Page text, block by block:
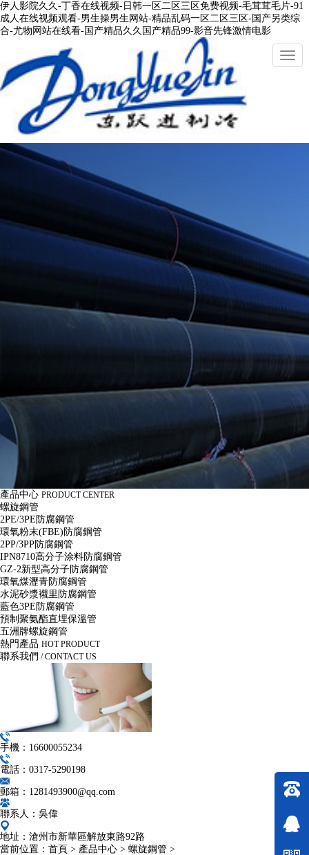
伊人影院久久-丁香在线视频-日韩一区二区三区免费视频-毛茸茸毛片-91
成人在线视频观看-男生操男生网站-精品乱码一区二区三区-国产另类综
合-尤物网站在线看-国产精品久久国产精品99-影音先锋激情电影
切
換
產品中心 PRODUCT CENTER
螺旋鋼管
2PE/3PE防腐鋼管
環氧粉末(FBE)防腐鋼管
2PP/3PP防腐鋼管
IPN8710高分子涂料防腐鋼管
GZ-2新型高分子防腐鋼管
環氧煤瀝青防腐鋼管
水泥砂漿襯里防腐鋼管
藍色3PE防腐鋼管
預制聚氨酯直埋保溫管
五洲牌螺旋鋼管
熱門產品 HOT PRODUCT
聯系我們 / CONTACT US
手機：16600055234
電話：0317-5290198
郵箱：1281493900@qq.com
聯系人：吳偉
地址：滄州市新華區解放東路92路
當前位置： 首頁 > 產品中心 > 螺旋鋼管 >